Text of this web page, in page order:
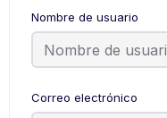
Nombre de usuario
Correo electrónico